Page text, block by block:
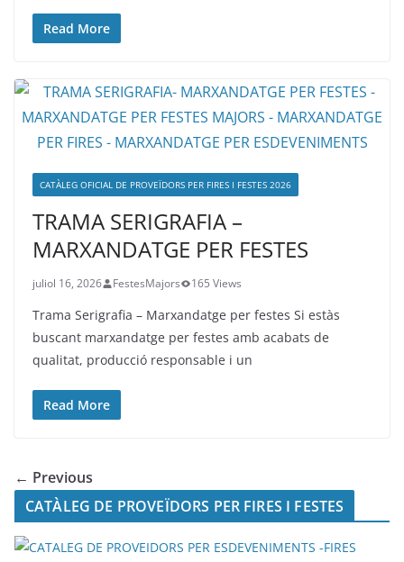
Read More
CATÀLEG OFICIAL DE PROVEÏDORS PER FIRES I FESTES 2026
TRAMA SERIGRAFIA –
MARXANDATGE PER FESTES
juliol 16, 2026 FestesMajors 165 Views
Trama Serigrafia – Marxandatge per festes Si estàs
buscant marxandatge per festes amb acabats de
qualitat, producció responsable i un
Read More
← Previous
CATÀLEG DE PROVEÏDORS PER FIRES I FESTES